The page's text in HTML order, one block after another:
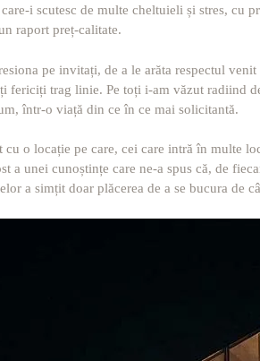
i scutesc de multe cheltuieli și stres, cu
raport preț-calitate.
pe invitați, de a le arăta respectul
fericiți trag linie. Pe toți i-am văzut radiind
într-o viață din ce în ce mai solicitantă.
cu o locație pe care, cei care intră în multe
a unei cunoștințe care ne-a spus că, de
a simțit doar plăcerea de a se bucura de